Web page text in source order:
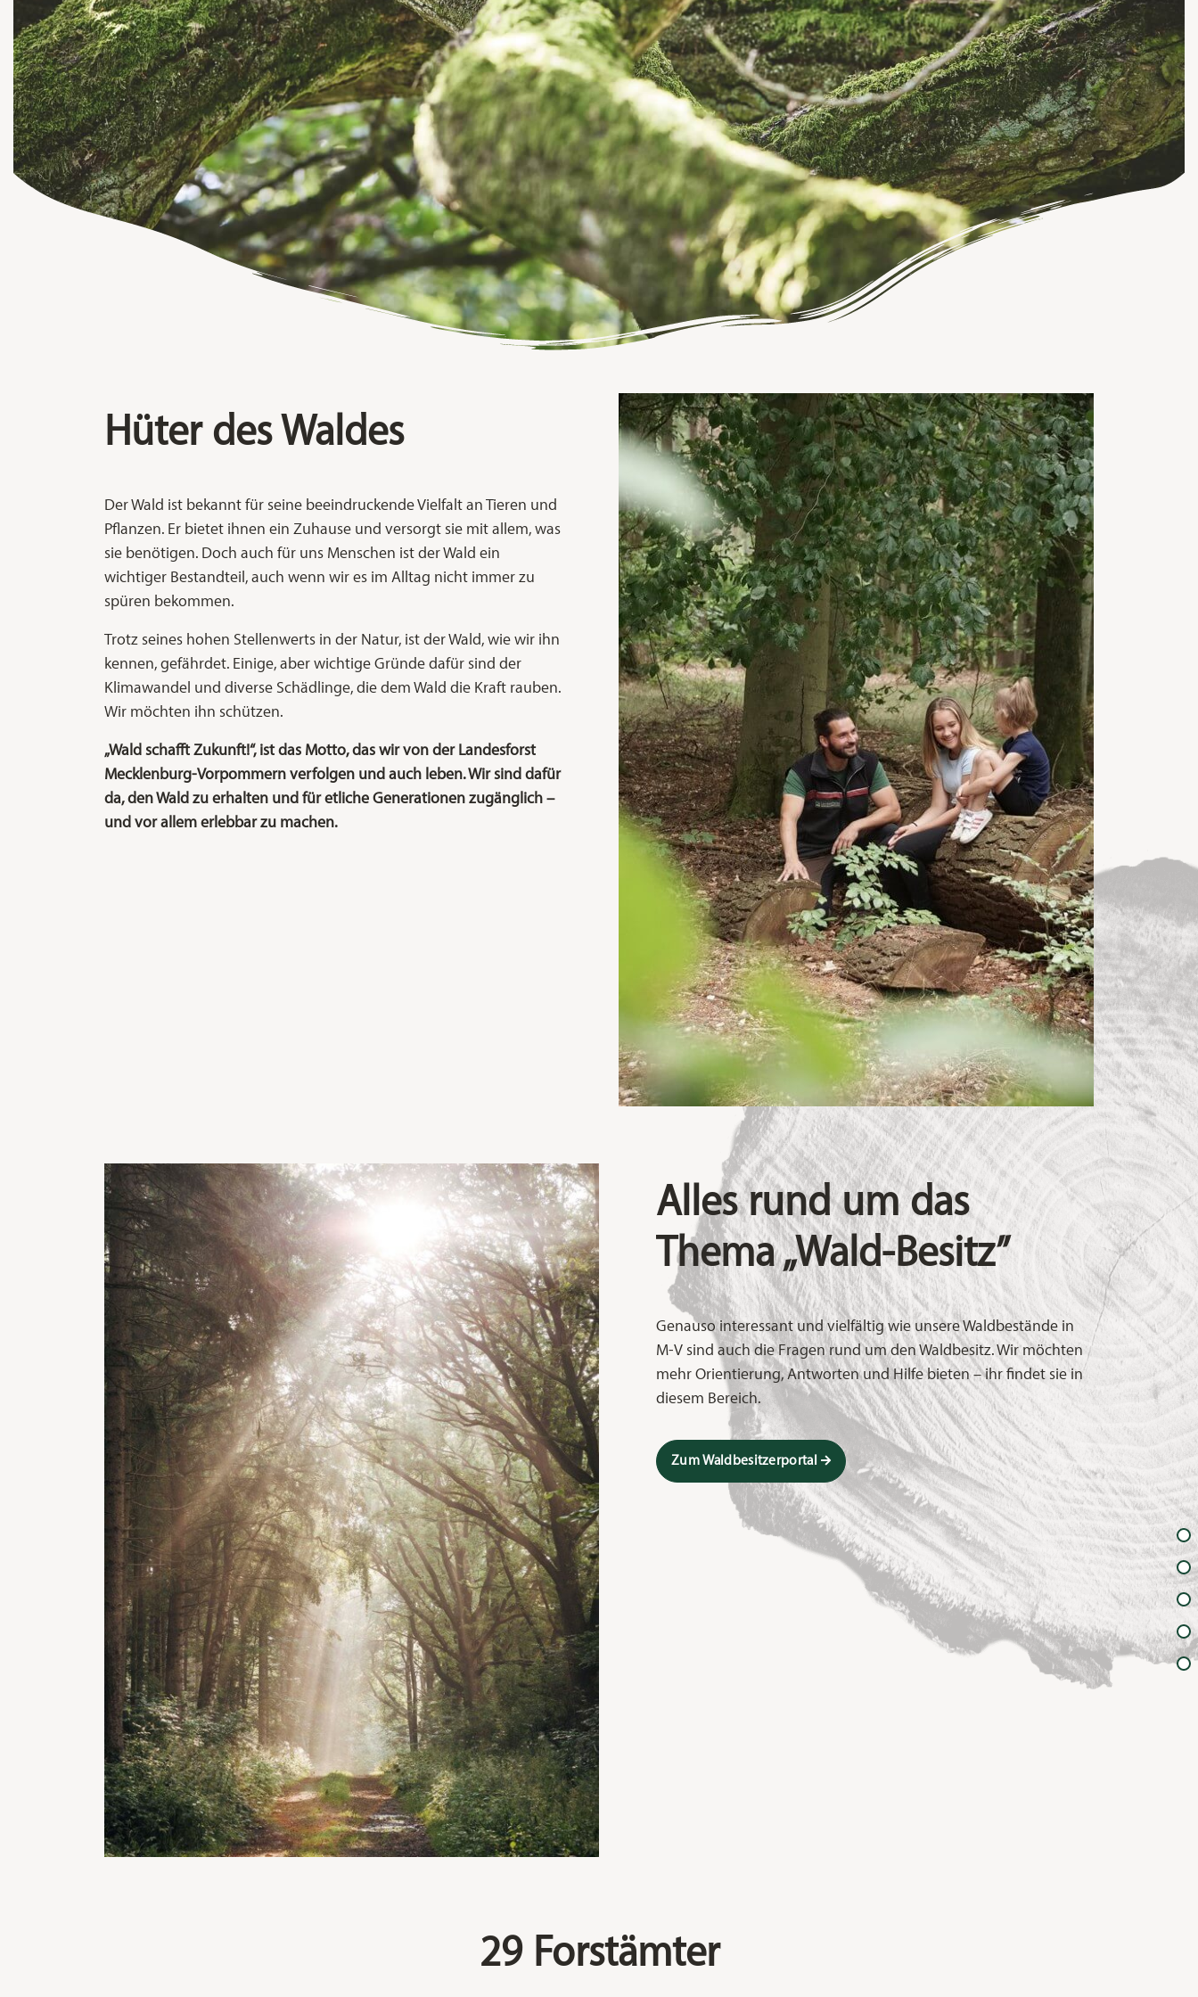
Hüter des Waldes
Der Wald ist bekannt für seine beeindruckende Vielfalt an Tieren und
Pflanzen. Er bietet ihnen ein Zuhause und versorgt sie mit allem, was
sie benötigen. Doch auch für uns Menschen ist der Wald ein
wichtiger Bestandteil, auch wenn wir es im Alltag nicht immer zu
spüren bekommen.
Trotz seines hohen Stellenwerts in der Natur, ist der Wald, wie wir ihn
kennen, gefährdet. Einige, aber wichtige Gründe dafür sind der
Klimawandel und diverse Schädlinge, die dem Wald die Kraft rauben.
Wir möchten ihn schützen.
„Wald schafft Zukunft!“, ist das Motto, das wir von der Landesforst
Mecklenburg-Vorpommern verfolgen und auch leben. Wir sind dafür
da, den Wald zu erhalten und für etliche Generationen zugänglich –
und vor allem erlebbar zu machen.
Alles rund um das
Thema „Wald-Besitz”
Genauso interessant und vielfältig wie unsere Waldbestände in
M-V sind auch die Fragen rund um den Waldbesitz. Wir möchten
mehr Orientierung, Antworten und Hilfe bieten – ihr findet sie in
diesem Bereich.
Zum Waldbesitzerportal
29 Forstämter